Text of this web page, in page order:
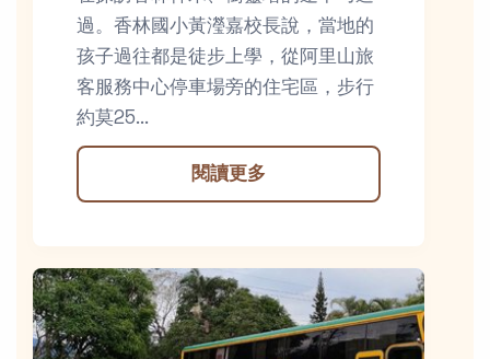
過。香林國小黃瀅嘉校長說，當地的
孩子過往都是徒步上學，從阿里山旅
客服務中心停車場旁的住宅區，步行
約莫25...
閱讀更多